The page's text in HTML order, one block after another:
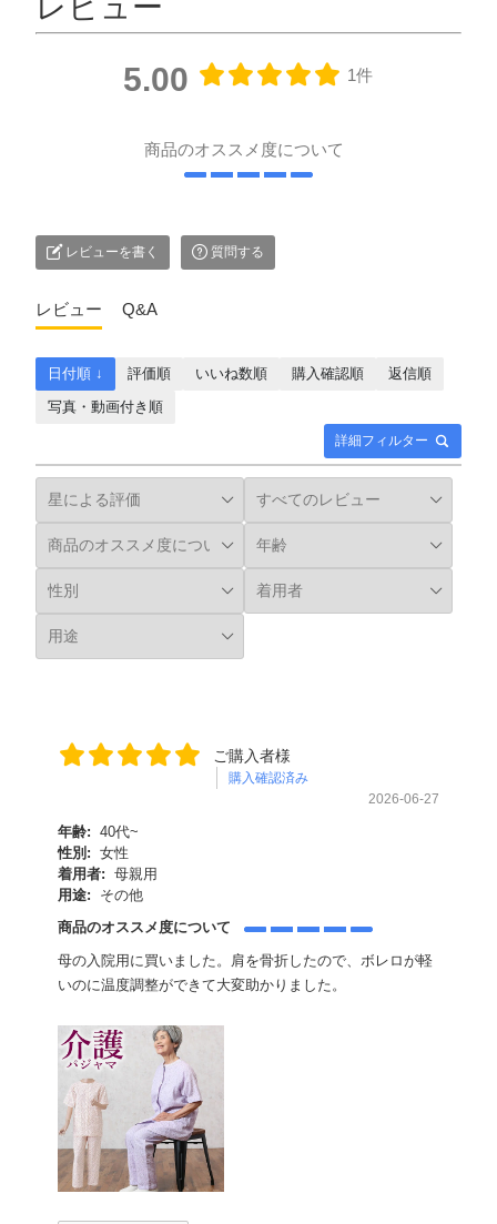
レビュー
5.00 1件
商品のオススメ度について
レビューを書く 質問する
レビュー Q&A
詳細フィルター
日付順 ↓ 評価順 いいね数順 購入確認順
返信順
写真・動画付き順
ご購入者様
購入確認済み
2026-06-27
年齢: 40代~
性別: 女性
着用者: 母親用
用途:
その他
商品のオススメ度について
母の入院用に買いました。肩を骨折したので、ボレロが軽
いのに温度調整ができて大変助かりました。